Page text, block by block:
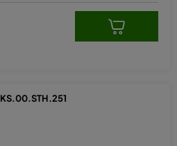
KS.00.STH.251